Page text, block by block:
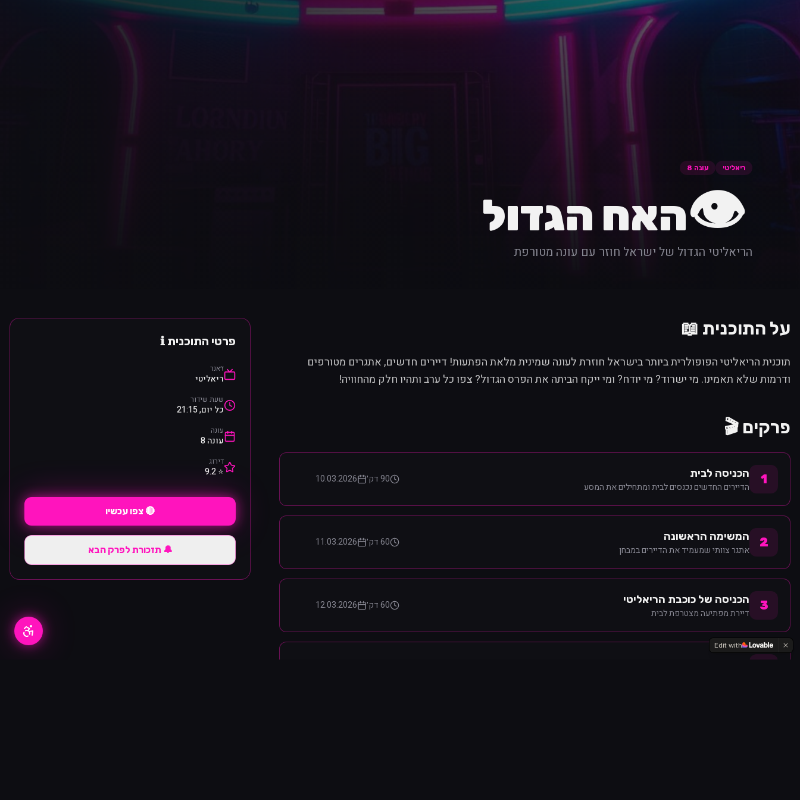
ריאליטי עונה 8
👁️האח הגדול
הריאליטי הגדול של ישראל חוזר עם עונה מטורפת
על התוכנית 📖
תוכנית הריאליטי הפופולרית ביותר בישראל חוזרת לעונה שמינית מלאת הפתעות! דיירים חדשים, אתגרים מטורפים
ודרמות שלא תאמינו. מי ישרוד? מי יודח? ומי ייקח הביתה את הפרס הגדול? צפו כל ערב ותהיו חלק מהחוויה!
פרקים 🎬
1 הכניסה לבית
הדיירים החדשים נכנסים לבית ומתחילים את המסע
90 דק׳ 10.03.2026
2 המשימה הראשונה
אתגר צוותי שמעמיד את הדיירים במבחן
60 דק׳ 11.03.2026
3 הכניסה של כוכבת הריאליטי
דיירת מפתיעה מצטרפת לבית
60 דק׳ 12.03.2026
פרטי התוכנית ℹ️
ז׳אנר
ריאליטי
שעת שידור
כל יום, 21:15
עונה
עונה 8
דירוג
⭐ 9.2
🔴 צפו עכשיו
🔔 תזכורת לפרק הבא
Edit with